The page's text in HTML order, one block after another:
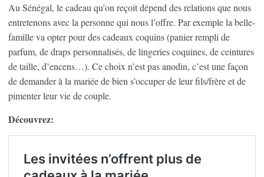
Au Sénégal, le cadeau qu’on reçoit dépend des relations que nous
entretenons avec la personne qui nous l’offre. Par exemple la belle-
famille va opter pour des cadeaux coquins (panier rempli de
parfum, de draps personnalisés, de lingeries coquines, de ceintures
de taille, d’encens…). Ce choix n’est pas anodin, c’est une façon
de demander à la mariée de bien s’occuper de leur fils/frère et de
pimenter leur vie de couple.
Découvrez: